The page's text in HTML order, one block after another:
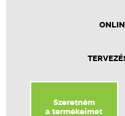
Szeretném
a termékeimet